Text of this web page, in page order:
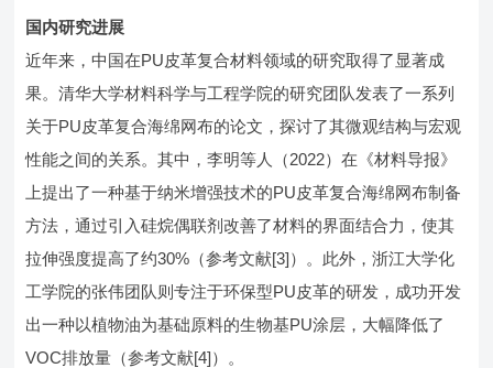
国内研究进展
近年来，中国在PU皮革复合材料领域的研究取得了显著成
果。清华大学材料科学与工程学院的研究团队发表了一系列
关于PU皮革复合海绵网布的论文，探讨了其微观结构与宏观
性能之间的关系。其中，李明等人（2022）在《材料导报》
上提出了一种基于纳米增强技术的PU皮革复合海绵网布制备
方法，通过引入硅烷偶联剂改善了材料的界面结合力，使其
拉伸强度提高了约30%（参考文献[3]）。此外，浙江大学化
工学院的张伟团队则专注于环保型PU皮革的研发，成功开发
出一种以植物油为基础原料的生物基PU涂层，大幅降低了
VOC排放量（参考文献[4]）。